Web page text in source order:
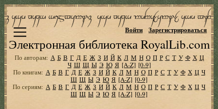
Электронная библиотека RoyalLib.com
Войти Зарегистрироваться
По авторам: А Б В Г Д Е Ж З И Й К Л М Н О П Р С Т У Ф Х Ц
Ч Ш Щ Ы Э Ю Я [A-Z] [0-9]
По книгам: А Б В Г Д Е Ж З И Й К Л М Н О П Р С Т У Ф Х Ц Ч
Ш Щ Ы Э Ю Я [A-Z] [0-9]
По сериям: А Б В Г Д Е Ж З И Й К Л М Н О П Р С Т У Ф Х Ц Ч
Ш Щ Ы Э Ю Я [A-Z] [0-9]